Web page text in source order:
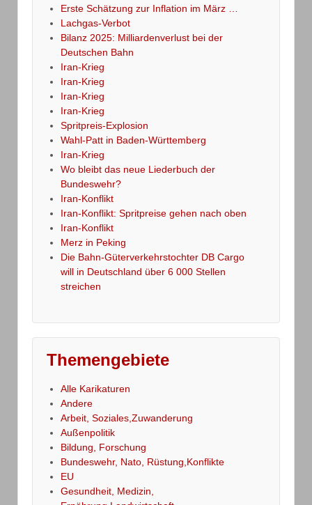
Erste Schätzung zur Inflation im März …
Lachgas-Verbot
Bilanz 2025: Milliardenverlust bei der
Deutschen Bahn
Iran-Krieg
Iran-Krieg
Iran-Krieg
Iran-Krieg
Spritpreis-Explosion
Wahl-Patt in Baden-Württemberg
Iran-Krieg
Wo bleibt das neue Liederbuch der
Bundeswehr?
Iran-Konflikt
Iran-Konflikt: Spritpreise gehen nach oben
Iran-Konflikt
Merz in Peking
Die Bahn-Güterverkehrstochter DB Cargo
will in Deutschland über 6 000 Stellen
streichen
Themengebiete
Alle Karikaturen
Andere
Arbeit, Soziales,Zuwanderung
Außenpolitik
Bildung, Forschung
Bundeswehr, Nato, Rüstung,Konflikte
EU
Gesundheit, Medizin,